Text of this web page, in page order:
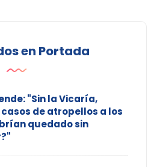
en Portada
"Sin la Vicaría,
de atropellos a los
quedado sin